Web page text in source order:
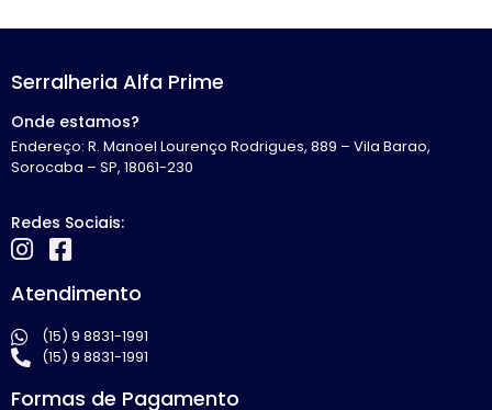
Serralheria Alfa Prime
Onde estamos?
Endereço: R. Manoel Lourenço Rodrigues, 889 – Vila Barao,
Sorocaba – SP, 18061-230
Redes Sociais:
Atendimento
(15) 9 8831-1991
(15) 9 8831-1991
Formas de Pagamento